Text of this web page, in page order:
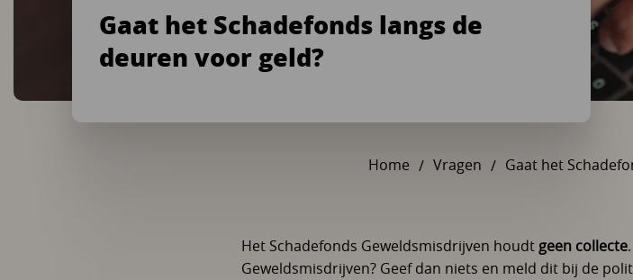
Gaat het Schadefonds langs de
deuren voor geld?
U
Home Vragen Gaat het
Het Schadefonds Geweldsmisdrijven houdt geen collecte
Geweldsmisdrijven? Geef dan niets en meld dit bij de